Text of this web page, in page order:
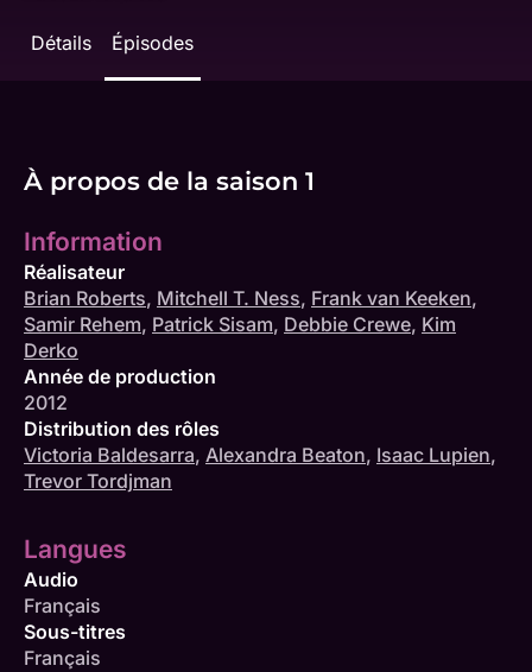
Détails Épisodes
À propos de la saison 1
Information
Réalisateur
Brian Roberts, Mitchell T. Ness, Frank van Keeken,
Samir Rehem, Patrick Sisam, Debbie Crewe, Kim
Derko
Année de production
2012
Distribution des rôles
Victoria Baldesarra, Alexandra Beaton, Isaac Lupien,
Trevor Tordjman
Langues
Audio
Français
Sous-titres
Français